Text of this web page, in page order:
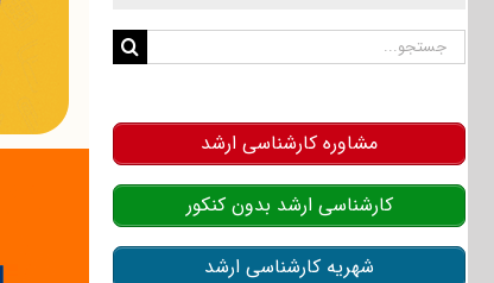
جستجو
مشاوره کارشناسی ارشد
کارشناسی ارشد بدون کنکور
شهریه کارشناسی ارشد